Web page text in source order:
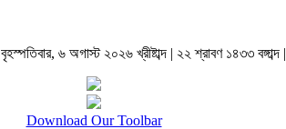
বৃহস্পতিবার, ৬ অগাস্ট ২০২৬ খ্রীষ্টাব্দ | ২২ শ্রাবণ ১৪৩৩ বঙ্গাব্দ |
Download Our Toolbar